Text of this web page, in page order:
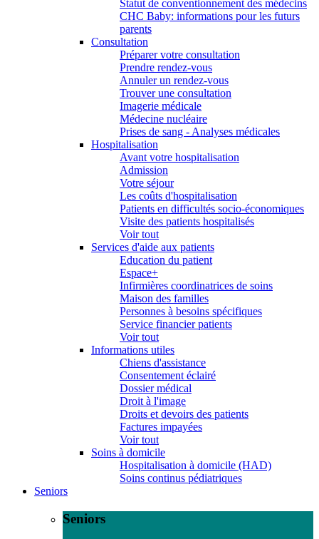
Statut de conventionnement des médecins
CHC Baby: informations pour les futurs
parents
Consultation
Préparer votre consultation
Prendre rendez-vous
Annuler un rendez-vous
Trouver une consultation
Imagerie médicale
Médecine nucléaire
Prises de sang - Analyses médicales
Hospitalisation
Avant votre hospitalisation
Admission
Votre séjour
Les coûts d'hospitalisation
Patients en difficultés socio-économiques
Visite des patients hospitalisés
Voir tout
Services d'aide aux patients
Education du patient
Espace+
Infirmières coordinatrices de soins
Maison des familles
Personnes à besoins spécifiques
Service financier patients
Voir tout
Informations utiles
Chiens d'assistance
Consentement éclairé
Dossier médical
Droit à l'image
Droits et devoirs des patients
Factures impayées
Voir tout
Soins à domicile
Hospitalisation à domicile (HAD)
Soins continus pédiatriques
Seniors
Seniors